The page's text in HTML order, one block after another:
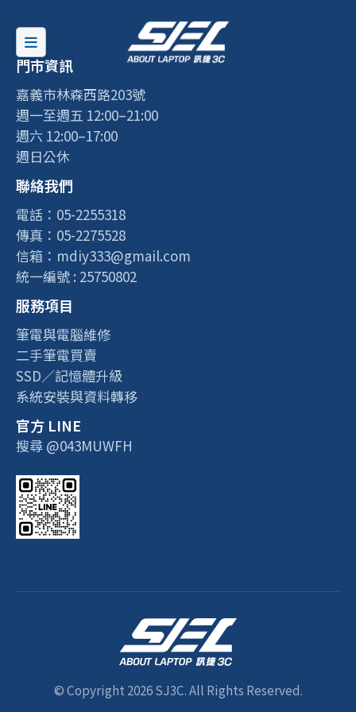
門市資訊
嘉義市林森西路203號
週一至週五 12:00–21:00
週六 12:00–17:00
週日公休
聯絡我們
電話：05-2255318
傳真：05-2275528
信箱：mdiy333@gmail.com
統一編號 : 25750802
服務項目
筆電與電腦維修
二手筆電買賣
SSD／記憶體升級
系統安裝與資料轉移
官方 LINE
搜尋 @043MUWFH
© Copyright 2026 SJ3C. All Rights Reserved.